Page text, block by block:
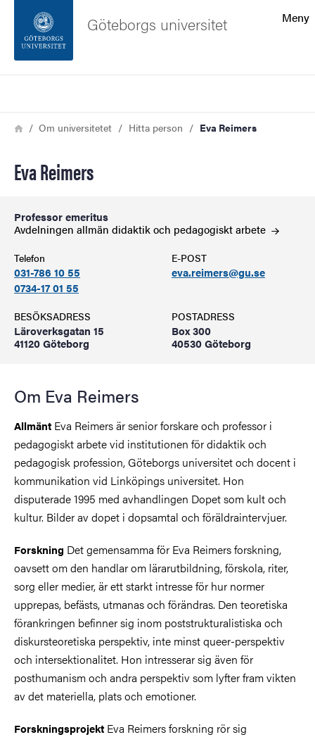
Sidfoten
Meny
Göteborgs universitet
Länkstig
HemOm universitetet Hitta person Eva Reimers
Eva Reimers
Professor emeritus
Avdelningen allmän didaktik och pedagogisktarbete
Telefon
031-786 10 55
0734-17 01 55
E-POST
eva.reimers@gu.se
BESÖKSADRESS
Läroverksgatan 15
41120 Göteborg
POSTADRESS
Box 300
40530 Göteborg
Om Eva Reimers
Allmänt Eva Reimers är senior forskare och professor i
pedagogiskt arbete vid institutionen för didaktik och
pedagogisk profession, Göteborgs universitet och docent i
kommunikation vid Linköpings universitet. Hon
disputerade 1995 med avhandlingen Dopet som kult och
kultur. Bilder av dopet i dopsamtal och föräldraintervjuer.
Forskning Det gemensamma för Eva Reimers forskning,
oavsett om den handlar om lärarutbildning, förskola, riter,
sorg eller medier, är ett starkt intresse för hur normer
upprepas, befästs, utmanas och förändras. Den teoretiska
förankringen befinner sig inom poststrukturalistiska och
diskursteoretiska perspektiv, inte minst queer-perspektiv
och intersektionalitet. Hon intresserar sig även för
posthumanism och andra perspektiv som lyfter fram vikten
av det materiella, plats och emotioner.
Forskningsprojekt Eva Reimers forskning rör sig